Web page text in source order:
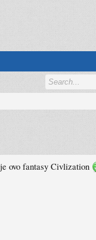
ovo fantasy Civlization